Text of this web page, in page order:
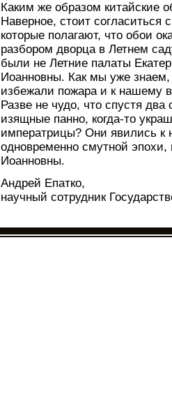
Каким же образом китайские
Наверное, стоит
которые полагают, что обои
разбором дворца в Летнем
были не Летние палаты
Иоанновны. Как мы уже
избежали пожара и к нашему
Разве не чудо, что спустя
изящные панно, когда-то
императрицы? Они явились к
одновременно смутной
Иоанновны.
Андрей Епатко,
научный сотрудник